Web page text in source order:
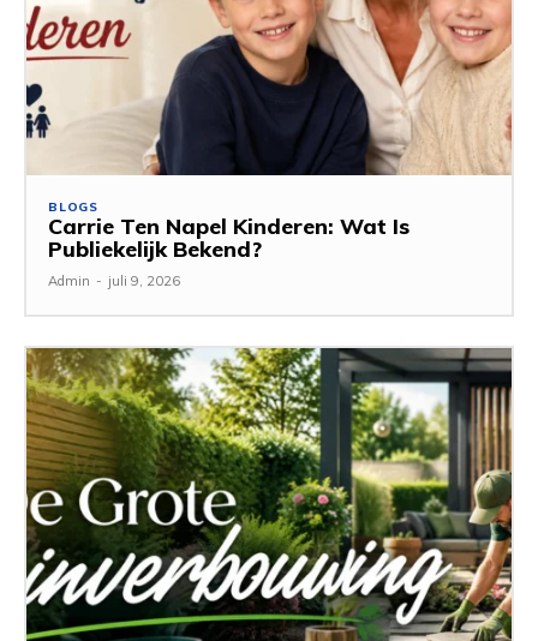
BLOGS
Carrie Ten Napel Kinderen: Wat Is
Publiekelijk Bekend?
Admin - juli 9, 2026